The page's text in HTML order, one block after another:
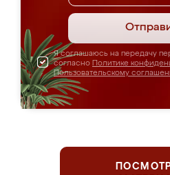
Я соглашаюсь на передачу
согласно Политике
Пользовательскому